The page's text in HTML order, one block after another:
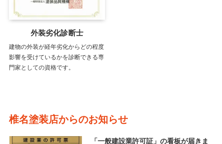
外装劣化診断士
建物の外装が経年劣化からどの程度
影響を受けているかを診断できる専
門家としての資格です。
椎名塗装店からのお知らせ
「一般建設業許可証」の看板が届きま